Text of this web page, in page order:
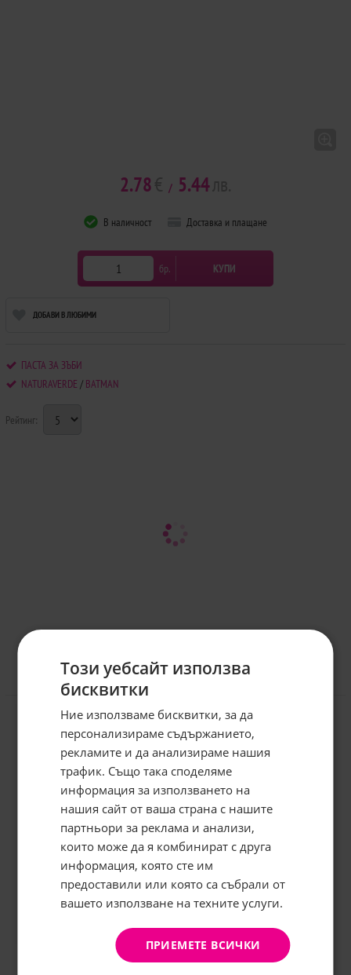
2.78 / 5.44
В наличност Доставка и плащане
бр. КУПИ
ДОБАВИ В ЛЮБИМИ
ПАСТА ЗА ЗЪБИ
NATURAVERDE / BATMAN
Рейтинг:
Отзиви към продукт
КОМЕНТИРАЙ
Абонирайте се за бюлетина и
грабнете-5%отстъпка!
АБОНИРАНЕ
Не, благодаря
Този уебсайт използва
бисквитки
Ние използваме бисквитки, за да
персонализираме съдържанието,
рекламите и да анализираме нашия
трафик. Също така споделяме
информация за използването на
нашия сайт от ваша страна с нашите
партньори за реклама и анализи,
които може да я комбинират с друга
информация, която сте им
предоставили или която са събрали от
вашето използване на техните услуги.
ПРИЕМЕТЕ ВСИЧКИ